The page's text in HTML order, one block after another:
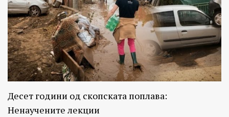
Десет години од скопската поплава:
Ненаучените лекции